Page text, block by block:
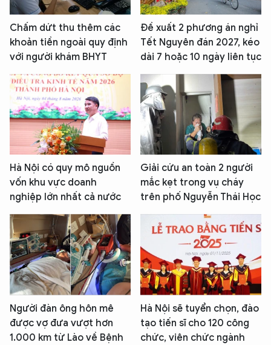
Chấm dứt thu thêm các
khoản tiền ngoài quy định
với người khám BHYT
Đề xuất 2 phương án nghỉ
Tết Nguyên đán 2027, kéo
dài 7 hoặc 10 ngày liên tục
Hà Nội có quy mô nguồn
vốn khu vực doanh
nghiệp lớn nhất cả nước
Giải cứu an toàn 2 người
mắc kẹt trong vụ cháy
trên phố Nguyễn Thái Học
Người đàn ông hôn mê
được vợ đưa vượt hơn
1.000 km từ Lào về Bệnh
Hà Nội sẽ tuyển chọn, đào
tạo tiến sĩ cho 120 công
chức, viên chức ngành